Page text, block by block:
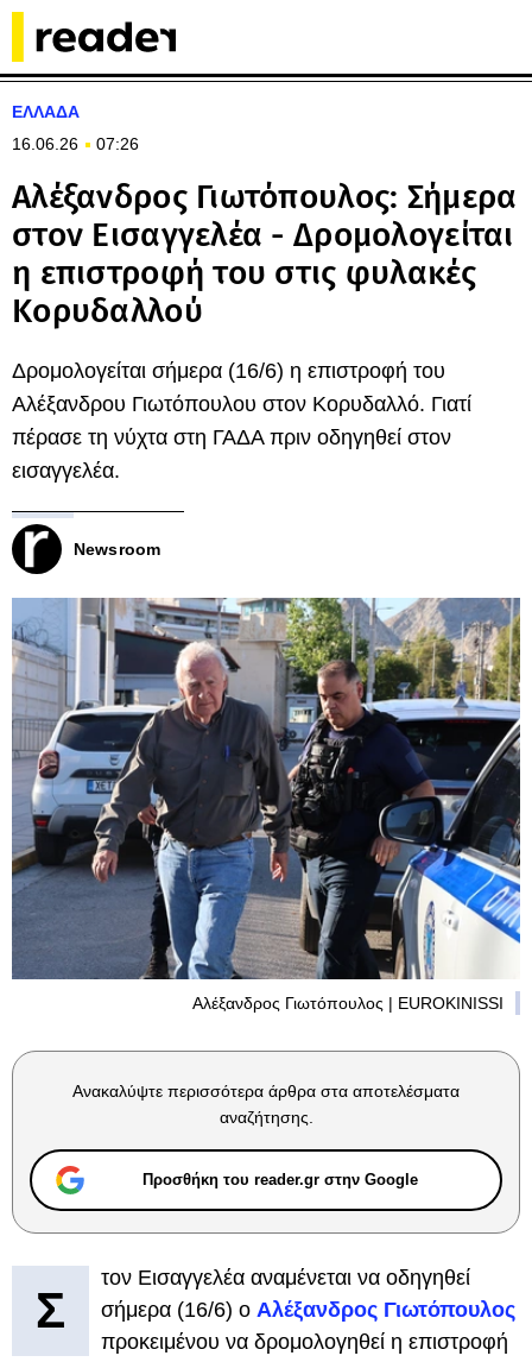
ΕΛΛΑΔΑ
16.06.26
07:26
Αλέξανδρος Γιωτόπουλος: Σήμερα
στον Εισαγγελέα - Δρομολογείται
η επιστροφή του στις φυλακές
Κορυδαλλού
Δρομολογείται σήμερα (16/6) η επιστροφή του
Αλέξανδρου Γιωτόπουλου στον Κορυδαλλό. Γιατί
πέρασε τη νύχτα στη ΓΑΔΑ πριν οδηγηθεί στον
εισαγγελέα.
Newsroom
Αλέξανδρος Γιωτόπουλος | EUROKINISSI
Ανακαλύψτε περισσότερα άρθρα στα αποτελέσματα
αναζήτησης.
Προσθήκη του reader.gr στην Google
Σ
τον Εισαγγελέα αναμένεται να οδηγηθεί
σήμερα (16/6) ο Αλέξανδρος Γιωτόπουλος
προκειμένου να δρομολογηθεί η επιστροφή